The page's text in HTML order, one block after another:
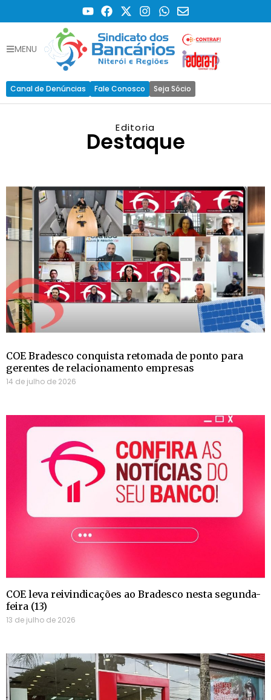
MENU
Canal de Denúncias Fale Conosco Seja Sócio
Editoria
Destaque
COE Bradesco conquista retomada de ponto para
gerentes de relacionamento empresas
14 de julho de 2026
COE leva reivindicações ao Bradesco nesta segunda-
feira (13)
13 de julho de 2026